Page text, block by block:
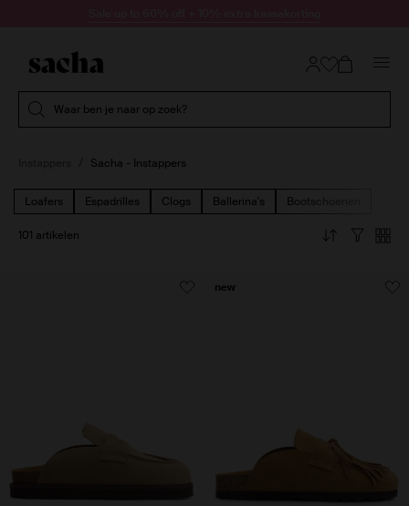
Waar ben je naar op zoek?
Sacha - Instappers
Loafers Espadrilles Clogs Ballerina's Bootschoenen
101 artikelen
new